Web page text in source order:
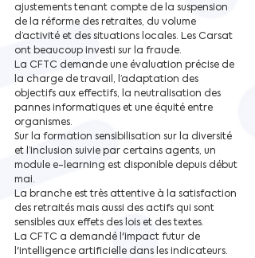
ajustements tenant compte de la suspension
de la réforme des retraites, du volume
d’activité et des situations locales. Les Carsat
ont beaucoup investi sur la fraude.
La CFTC demande une évaluation précise de
la charge de travail, l’adaptation des
objectifs aux effectifs, la neutralisation des
pannes informatiques et une équité entre
organismes.
Sur la formation sensibilisation sur la diversité
et l’inclusion suivie par certains agents, un
module e-learning est disponible depuis début
mai.
La branche est très attentive à la satisfaction
des retraités mais aussi des actifs qui sont
sensibles aux effets des lois et des textes.
La CFTC a demandé l'impact futur de
l'intelligence artificielle dans les indicateurs.